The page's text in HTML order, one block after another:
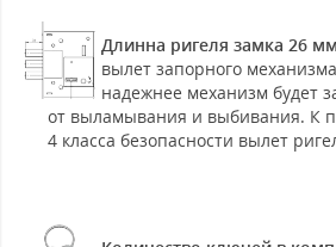
Длинна ригеля замка 26 мм
вылет запорного
надежнее механизм будет
от выламывания и выбивания. К
4 класса безопасности вылет